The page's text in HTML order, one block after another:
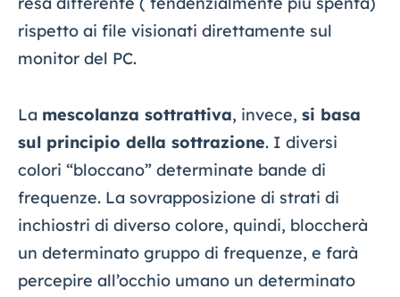
rispetto ai file visionati direttamente sul
monitor del PC.
La mescolanza sottrattiva, invece, si basa
sul principio della sottrazione. I diversi
colori “bloccano” determinate bande di
frequenze. La sovrapposizione di strati di
inchiostri di diverso colore, quindi, bloccherà
un determinato gruppo di frequenze, e farà
percepire all’occhio umano un determinato